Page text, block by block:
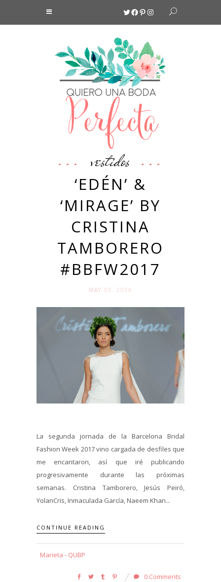
Twitter
Facebook
Pinterest
Instagram
vestidos
‘EDÉN’ &
‘MIRAGE’ BY
CRISTINA
TAMBORERO
#BBFW2017
MAY 03. 2016
La segunda jornada de la Barcelona Bridal
Fashion Week 2017 vino cargada de desfiles que
me encantaron, así que iré publicando
progresivamente durante las próximas
semanas. Cristina Tamborero, Jesús Peiró,
YolanCris, Inmaculada García, Naeem Khan...
CONTINUE READING
Marieta - QUBP
0 Comments